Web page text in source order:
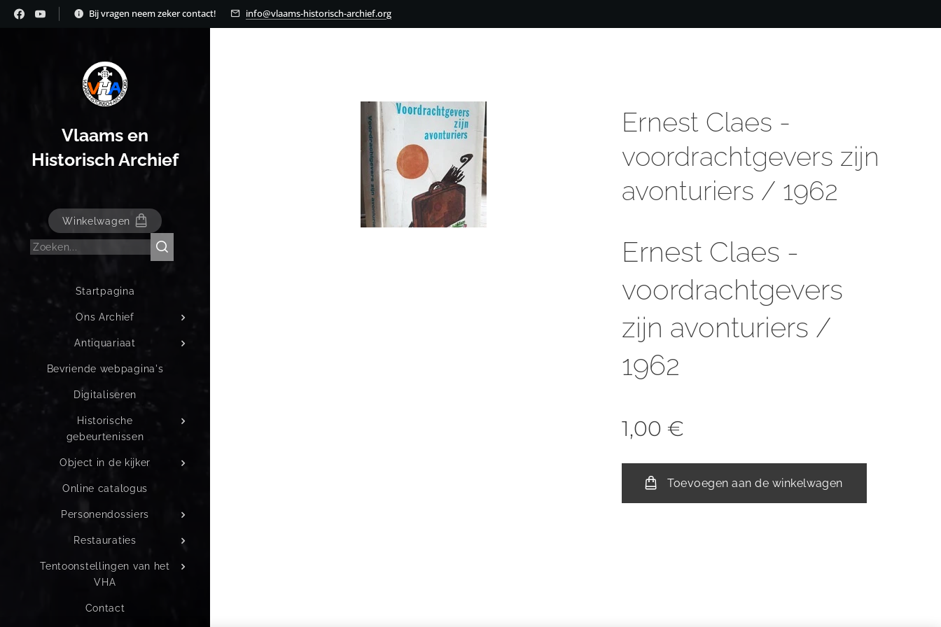
Bij vragen neem zeker contact! info@vlaams-historisch-archief.org
Vlaams en
Historisch Archief
Winkelwagen
Startpagina
Ons Archief
Antiquariaat
Bevriende webpagina's
Digitaliseren
Historische
gebeurtenissen
Object in de kijker
Online catalogus
Personendossiers
Restauraties
Tentoonstellingen van het
VHA
Contact
Ernest Claes -
voordrachtgevers zijn
avonturiers / 1962
Ernest Claes -
voordrachtgevers
zijn avonturiers /
1962
1,00 €
Toevoegen aan de winkelwagen